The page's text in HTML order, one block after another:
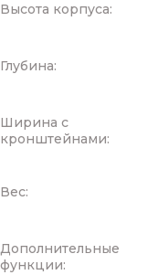
Высота корпуса:
Глубина:
Ширина с
кронштейнами:
Вес:
Дополнительные
функции: